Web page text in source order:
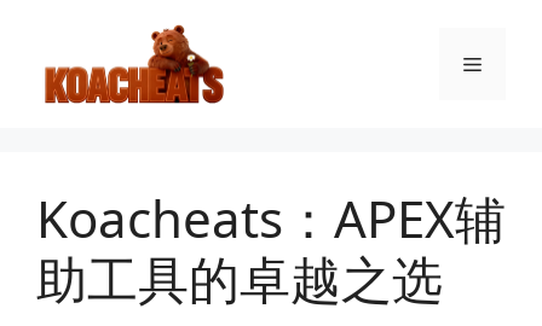
菜
Koacheats：APEX辅
助工具的卓越之选